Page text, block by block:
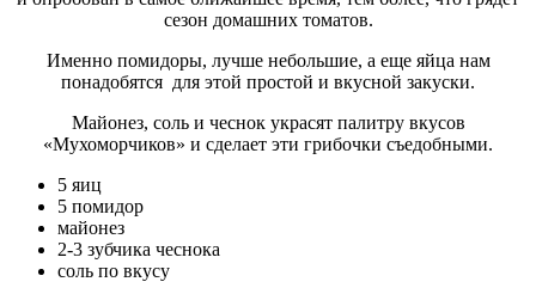
сезон домашних томатов.
Именно помидоры, лучше небольшие, а еще яйца нам
понадобятся для этой простой и вкусной закуски.
Майонез, соль и чеснок украсят палитру вкусов
«Мухоморчиков» и сделает эти грибочки съедобными.
5 яиц
5 помидор
майонез
2-3 зубчика чеснока
соль по вкусу